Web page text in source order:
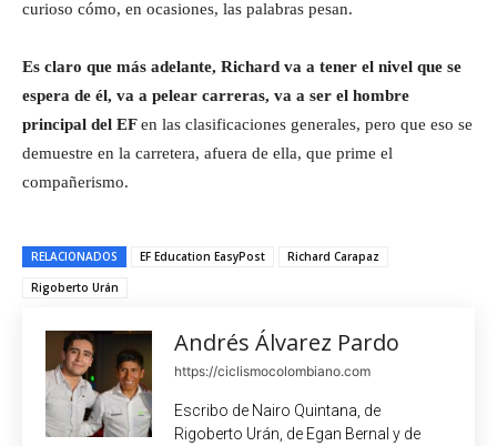
curioso cómo, en ocasiones, las palabras pesan.
Es claro que más adelante, Richard va a tener el nivel que se
espera de él, va a pelear carreras, va a ser el hombre
principal del EFen las clasificaciones generales, pero que eso se
demuestre en la carretera, afuera de ella, que prime el
compañerismo.
RELACIONADOS EF Education EasyPost
Richard Carapaz
Rigoberto Urán
Andrés Álvarez Pardo
https://ciclismocolombiano.com
Escribo de Nairo Quintana, de
Rigoberto Urán, de Egan Bernal y de